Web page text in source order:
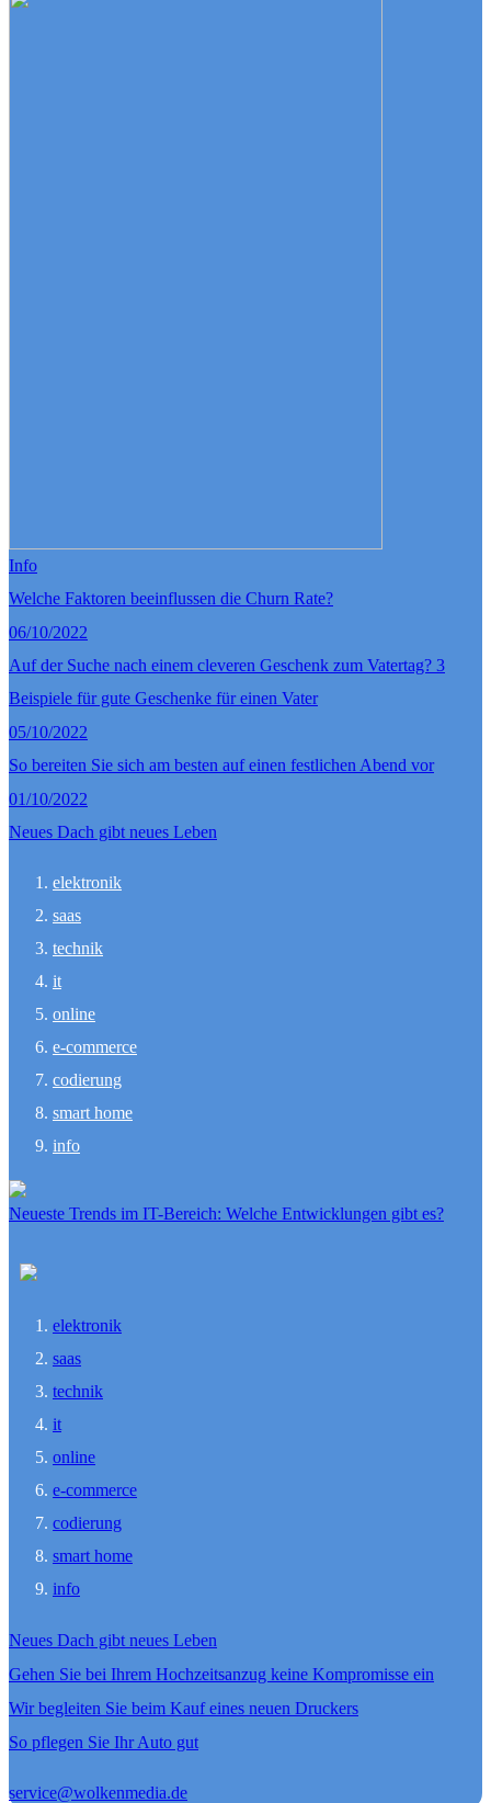
Info
Welche Faktoren beeinflussen die Churn Rate?
06/10/2022
Auf der Suche nach einem cleveren Geschenk zum Vatertag? 3
Beispiele für gute Geschenke für einen Vater
05/10/2022
So bereiten Sie sich am besten auf einen festlichen Abend vor
01/10/2022
Neues Dach gibt neues Leben
elektronik
saas
technik
it
online
e-commerce
codierung
smart home
info
Neueste Trends im IT-Bereich: Welche Entwicklungen gibt es?
elektronik
saas
technik
it
online
e-commerce
codierung
smart home
info
Neues Dach gibt neues Leben
Gehen Sie bei Ihrem Hochzeitsanzug keine Kompromisse ein
Wir begleiten Sie beim Kauf eines neuen Druckers
So pflegen Sie Ihr Auto gut
service@wolkenmedia.de